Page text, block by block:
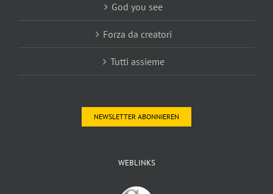
God you see
Forza da creatori
Tutti assieme
NEWSLETTER ABONNIEREN
WEBLINKS